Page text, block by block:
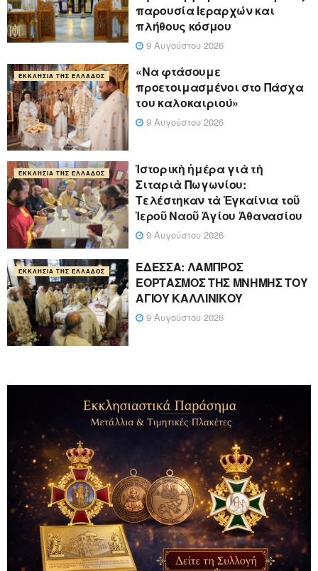
παρουσία Ιεραρχών και
πλήθους κόσμου
9 Αυγούστου 2026
ΕΚΚΛΗΣΊΑ ΤΗΣ ΕΛΛΆΔΟΣ
«Να φτάσουμε
προετοιμασμένοι στο Πάσχα
του καλοκαιριού»
9 Αυγούστου 2026
ΕΚΚΛΗΣΊΑ ΤΗΣ ΕΛΛΆΔΟΣ
Ἱστορικὴ ἡμέρα γιὰ τὴ
Σιταριὰ Πωγωνίου:
Τελέστηκαν τὰ Ἐγκαίνια τοῦ
Ἱεροῦ Ναοῦ Ἁγίου Ἀθανασίου
9 Αυγούστου 2026
ΕΚΚΛΗΣΊΑ ΤΗΣ ΕΛΛΆΔΟΣ
ΕΔΕΣΣΑ: ΛΑΜΠΡΟΣ
ΕΟΡΤΑΣΜΟΣ ΤΗΣ ΜΝΗΜΗΣ ΤΟΥ
ΑΓΙΟΥ ΚΑΛΛΙΝΙΚΟΥ
9 Αυγούστου 2026